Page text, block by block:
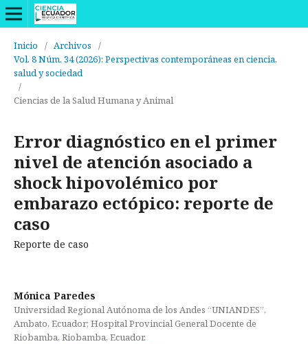
Inicio / Archivos
/
Vol. 8 Núm. 34 (2026): Perspectivas contemporáneas en ciencia,
salud y sociedad
/
Ciencias de la Salud Humana y Animal
Error diagnóstico en el primer
nivel de atención asociado a
shock hipovolémico por
embarazo ectópico: reporte de
caso
Reporte de caso
Mónica Paredes
Universidad Regional Autónoma de los Andes “UNIANDES”,
Ambato, Ecuador; Hospital Provincial General Docente de
Riobamba, Riobamba, Ecuador.